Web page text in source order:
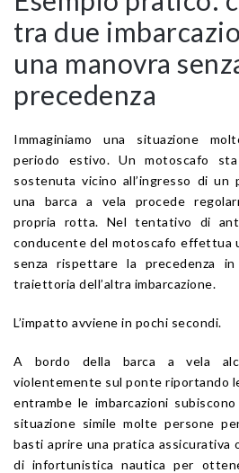
tra due
una manovra
precedenza
Immaginiamo una situazione
periodo estivo. Un motoscafo
sostenuta vicino all’ingresso di
una barca a vela procede
propria rotta. Nel tentativo di
conducente del motoscafo effettua
senza rispettare la precedenza
traiettoria dell’altra imbarcazione.
L’impatto avviene in pochi secondi.
A bordo della barca a vela
violentemente sul ponte riportando
entrambe le imbarcazioni
situazione simile molte persone
basti aprire una pratica assicurativa
di infortunistica nautica per